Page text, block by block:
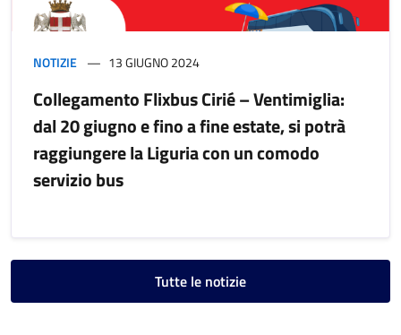
NOTIZIE 13 GIUGNO 2024
Collegamento Flixbus Cirié – Ventimiglia:
dal 20 giugno e fino a fine estate, si potrà
raggiungere la Liguria con un comodo
servizio bus
Tutte le notizie